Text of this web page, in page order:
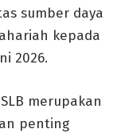
sumber daya
kepada
2026.
merupakan
penting